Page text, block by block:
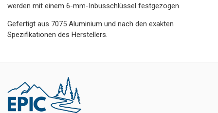
werden mit einem 6-mm-Inbusschlüssel festgezogen.
Gefertigt aus 7075 Aluminium und nach den exakten
Spezifikationen des Herstellers.